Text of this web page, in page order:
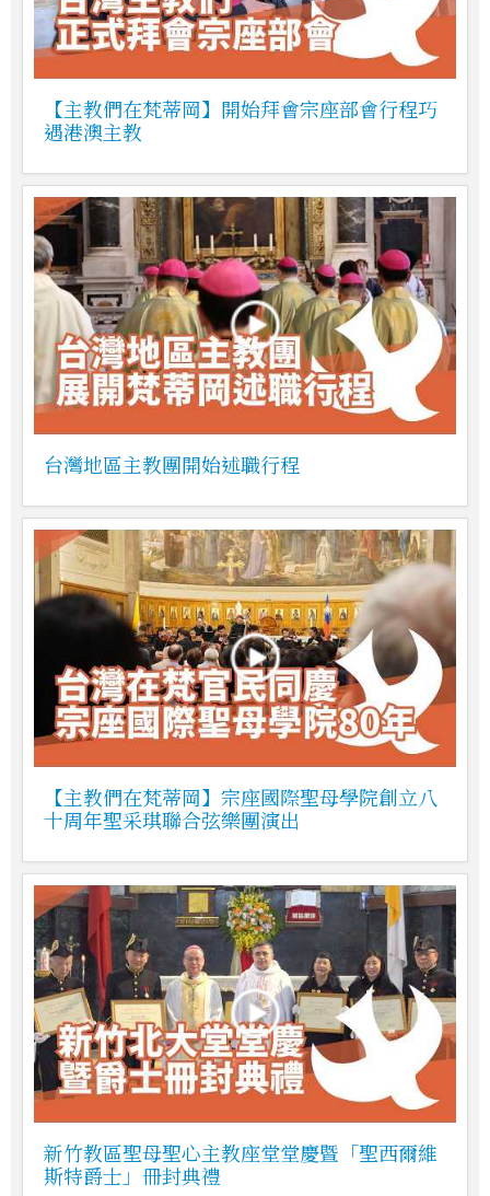
【主教們在梵蒂岡】開始拜會宗座部會行程巧
遇港澳主教
台灣地區主教團開始述職行程
【主教們在梵蒂岡】宗座國際聖母學院創立八
十周年聖采琪聯合弦樂團演出
新竹教區聖母聖心主教座堂堂慶暨「聖西爾維
斯特爵士」冊封典禮